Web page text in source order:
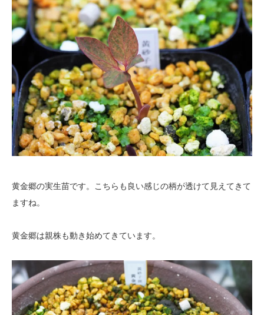
黄金郷の実生苗です。こちらも良い感じの柄が透けて見えてきて
ますね。
黄金郷は親株も動き始めてきています。